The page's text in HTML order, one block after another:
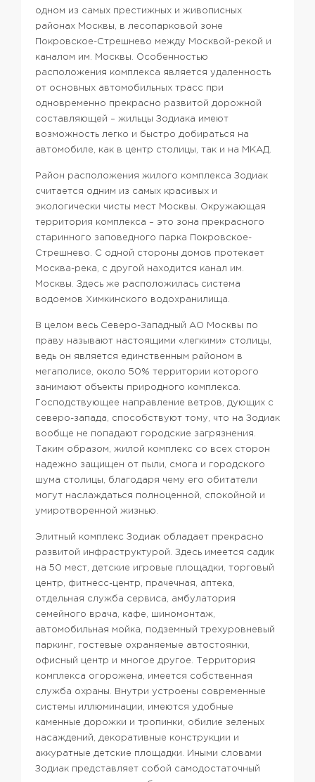
одном из самых престижных и живописных
районах Москвы, в лесопарковой зоне
Покровское-Стрешнево между Москвой-рекой и
каналом им. Москвы.
Особенностью
расположения комплекса является удаленность
от основных автомобильных трасс при
одновременно прекрасно развитой дорожной
составляющей – жильцы Зодиака имеют
возможность легко и быстро добираться на
автомобиле, как в центр столицы, так и на МКАД.
Район расположения жилого комплекса Зодиак
считается одним из самых красивых и
экологически чисты мест Москвы. Окружающая
территория комплекса – это зона прекрасного
старинного заповедного парка Покровское-
Стрешнево.
С одной стороны домов протекает
Москва-река, с другой находится канал им.
Москвы. Здесь же расположилась система
водоемов Химкинского водохранилища.
В целом весь Северо-Западный АО Москвы по
праву называют настоящими «легкими» столицы,
ведь он является единственным районом в
мегаполисе, около 50% территории которого
занимают объекты природного комплекса.
Господствующее направление ветров, дующих с
северо-запада, способствуют тому, что на Зодиак
вообще не попадают городские загрязнения.
Таким образом, жилой комплекс со всех сторон
надежно защищен от пыли, смога и городского
шума столицы, благодаря чему его обитатели
могут наслаждаться полноценной, спокойной и
умиротворенной жизнью.
Элитный комплекс Зодиак обладает прекрасно
развитой инфраструктурой. Здесь имеется садик
на 50 мест, детские игровые площадки, торговый
центр, фитнесс-центр, прачечная, аптека,
отдельная служба сервиса, амбулатория
семейного врача, кафе, шиномонтаж,
автомобильная мойка, подземный трехуровневый
паркинг, гостевые охраняемые автостоянки,
офисный центр и многое другое.
Территория
комплекса огорожена, имеется собственная
служба охраны. Внутри устроены современные
системы иллюминации, имеются удобные
каменные дорожки и тропинки, обилие зеленых
насаждений, декоративные конструкции и
аккуратные детские площадки. Иными словами
Зодиак представляет собой самодостаточный